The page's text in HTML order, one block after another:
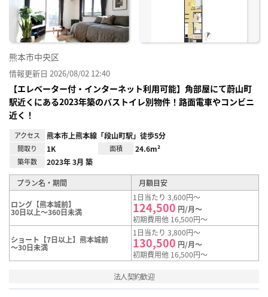
熊本市中央区
情報更新日 2026/08/02 12:40
【エレベーター付・インターネット利用可能】角部屋にて蔚山町
駅近くにある2023年築のバストイレ別物件！路面電車やコンビニ
近く！
アクセス 熊本市上熊本線「段山町駅」徒歩5分
間取り 1K 面積 24.6m²
築年数 2023年 3月 築
プラン名・期間 月額目安
ロング【熊本城前】
30日以上～360日未満
1日当たり 3,600円～
124,500 円/月～
初期費用他 16,500円～
ショート【7日以上】熊本城前
～30日未満
1日当たり 3,800円～
130,500 円/月～
初期費用他 16,500円～
法人契約歓迎